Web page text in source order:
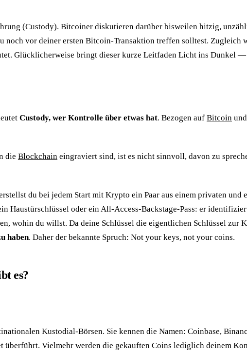
(Custody). Bitcoiner diskutieren darüber bisweilen hitzig,
noch vor deiner ersten Bitcoin-Transaktion treffen solltest.
Glücklicherweise bringt dieser kurze Leitfaden Licht ins Dunkel
Custody, wer Kontrolle über etwas hat. Bezogen auf Bitcoin und
die Blockchain eingraviert sind, ist es nicht sinnvoll, davon zu
du bei jedem Start mit Krypto ein Paar aus einem privaten
Haustürschlüssel oder ein All-Access-Backstage-Pass: er
wohin du willst. Da deine Schlüssel die eigentlichen Schlüssel zur
haben. Daher der bekannte Spruch: Not your keys, not your coins.
es?
Kustodial-Börsen. Sie kennen die Namen: Coinbase,
überführt. Vielmehr werden die gekauften Coins lediglich deinem